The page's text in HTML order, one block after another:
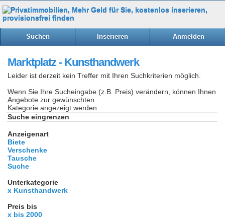
Suchen Inserieren Anmelden
Marktplatz - Kunsthandwerk
Leider ist derzeit kein Treffer mit Ihren Suchkriterien möglich.
Wenn Sie Ihre Sucheingabe (z.B. Preis) verändern, können Ihnen
Angebote zur gewünschten
Kategorie angezeigt werden.
Suche eingrenzen
Anzeigenart
Biete
Verschenke
Tausche
Suche
Unterkategorie
x Kunsthandwerk
Preis bis
x bis 2000